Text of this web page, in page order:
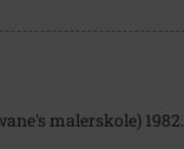
malerskole) 1982.